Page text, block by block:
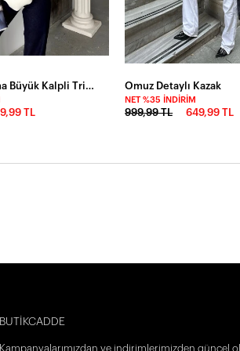
Beyaz Kabartma Büyük Kalpli Triko Kazak
TL
Omuz Detaylı Kazak
NET %35 İNDIRIM
999,99 TL 649,99 TL
BUTİKCADDE
Kampanyalarımızdan ve indirimlerimizden güncel